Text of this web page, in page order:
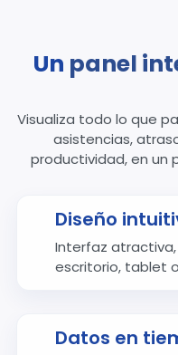
Un panel
Visualiza todo lo que
asistencias,
productividad, en un
Diseño
Interfaz
escritorio, tablet
Datos en